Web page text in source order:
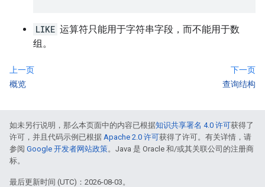
LIKE 运算符只能用于字符串字段，而不能用于数
组。
上一页
概览
下一页
查询结构
如未另行说明，那么本页面中的内容已根据知识共享署名 4.0 许可获得了
许可，并且代码示例已根据 Apache 2.0 许可获得了许可。有关详情，请
参阅 Google 开发者网站政策。Java 是 Oracle 和/或其关联公司的注册商
标。
最后更新时间 (UTC)：2026-08-03。